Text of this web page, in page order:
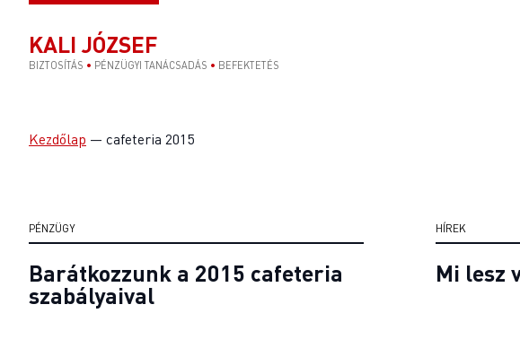
KALI JÓZSEF
BIZTOSÍTÁS • PÉNZÜGYI TANÁCSADÁS • BEFEKTETÉS
Kezdőlap — cafeteria 2015
PÉNZÜGY
Barátkozzunk a 2015 cafeteria
szabályaival
HÍREK
Mi lesz